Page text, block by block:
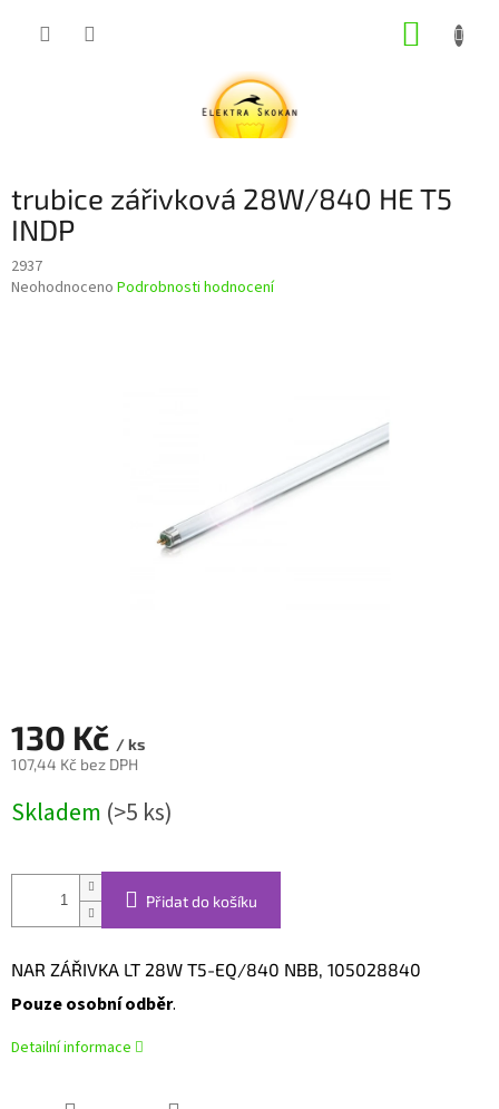
trubice zářivková 28W/840 HE T5
INDP
2937
Průměrné
Neohodnoceno Podrobnosti hodnocení
130 Kč / ks
107,44 Kč bez DPH
cena:
Skladem (>5 ks)
Přidat do košíku
NAR ZÁŘIVKA LT 28W T5-EQ/840 NBB, 105028840
Pouze osobní odběr.
Detailní informace